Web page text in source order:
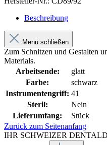
Beschreibung
Menü schließen
Zum Schnitzen und Gestalten
Materials.
Arbeitsende:
glatt
Farbe:
schwarz
Instrumentengriff: 41
Steril:
Nein
Lieferumfang:
Stück
Zurück zum Seitenanfang
IHR SCHWEIZER